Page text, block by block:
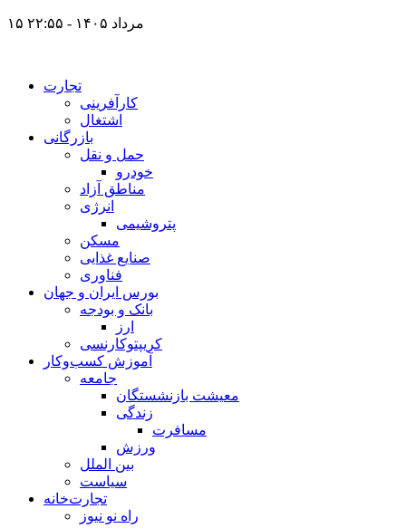
۱۵ مرداد ۱۴۰۵ - ۲۲:۵۵
تجارت
کارآفرینی
اشتغال
بازرگانی
حمل و نقل
خودرو
مناطق آزاد
انرژی
پتروشیمی
مسکن
صنایع غذایی
فناوری
بورس ایران و جهان
بانک و بودجه
ارز
کریپتوکارنسی
آموزش کسب‌وکار
جامعه
معیشت بازنشستگان
زندگی
مسافرت
ورزش
بین الملل
سیاست
تجارت‌خانه
راه نو نیوز